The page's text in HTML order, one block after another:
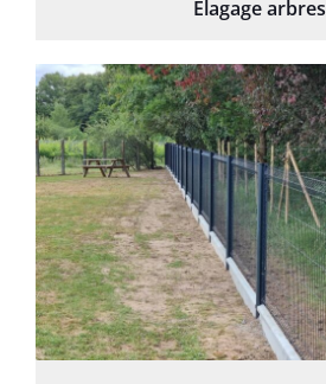
Élagage arbres